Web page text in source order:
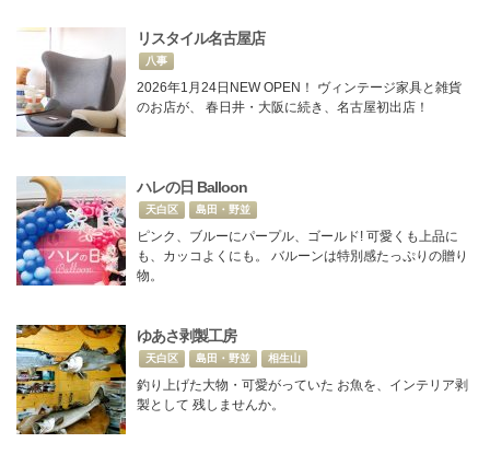
リスタイル名古屋店
八事
2026年1月24日NEW OPEN！ ヴィンテージ家具と雑貨
のお店が、 春日井・大阪に続き、名古屋初出店！
ハレの日 Balloon
天白区 島田・野並
ピンク、ブルーにパープル、ゴールド! 可愛くも上品に
も、カッコよくにも。 バルーンは特別感たっぷりの贈り
物。
ゆあさ剥製工房
天白区 島田・野並 相生山
釣り上げた大物・可愛がっていた お魚を、インテリア剥
製として 残しませんか。